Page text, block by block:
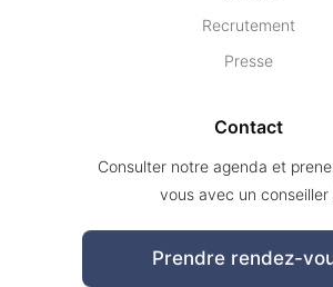
Recrutement
Presse
Contact
Consulter notre agenda et
vous avec un conseiller
Prendre rendez-